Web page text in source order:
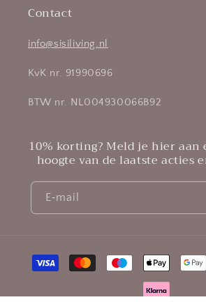
Contact
info@sisiliving.nl
KvK nr. 91990696
BTW nr. NL004930066B92
10% korting? Meld je hier
hoogte van de laatste acties
E‑mail
Betaalmethoden